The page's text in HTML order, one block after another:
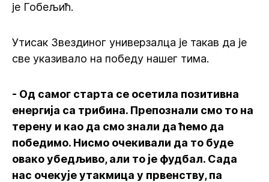
је Гобељић.
Утисак Звездиног универзалца је такав да је
све указивало на победу нашег тима.
- Од самог старта се осетила позитивна
енергија са трибина. Препознали смо то на
терену и као да смо знали да ћемо да
победимо. Нисмо очекивали да то буде
овако убедљиво, али то је фудбал. Сада
нас очекује утакмица у првенству, па